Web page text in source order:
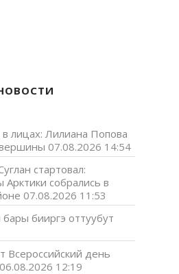
лицах: Лилиана Попова
07.08.2026 14:54
стартовал:
собрались в
07.08.2026 11:53
бииргэ оттуубут
Всероссийский день
06.08.2026 12:19